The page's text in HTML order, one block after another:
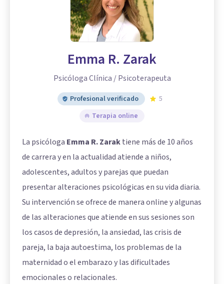
Emma R. Zarak
Psicóloga Clínica / Psicoterapeuta
Profesional verificado
5
Terapia online
La psicóloga Emma R. Zaraktiene más de 10 años
de carrera y en la actualidad atiende a niños,
adolescentes, adultos y parejas que puedan
presentar alteraciones psicológicas en su vida diaria.
Su intervención se ofrece de manera online y algunas
de las alteraciones que atiende en sus sesiones son
los casos de depresión, la ansiedad, las crisis de
pareja, la baja autoestima, los problemas de la
maternidad o el embarazo y las dificultades
emocionales o relacionales.